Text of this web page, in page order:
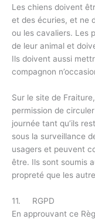
Les chiens doivent
et des écuries, et ne
ou les cavaliers. Les
de leur animal et
Ils doivent aussi
compagnon
Sur le site de
permission de
journée tant qu’ils
sous la surveillance
usagers et peuvent
être. Ils sont soumis
propreté que les
11. RGPD
En approuvant ce